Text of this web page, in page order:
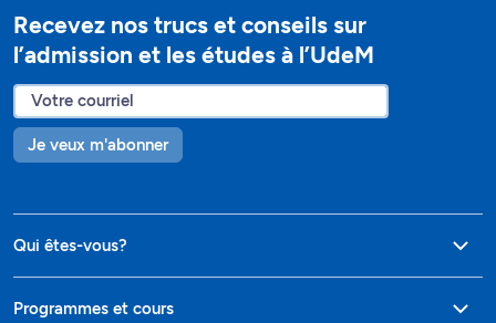
Recevez nos trucs et conseils sur
l’admission et les études à l’UdeM
Je veux m'abonner
Qui êtes-vous?
Programmes et cours